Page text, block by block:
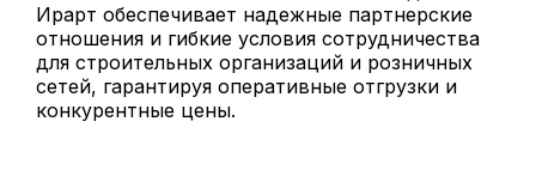
Ирарт обеспечивает надежные партнерские
отношения и гибкие условия сотрудничества
для строительных организаций и розничных
сетей, гарантируя оперативные отгрузки и
конкурентные цены.